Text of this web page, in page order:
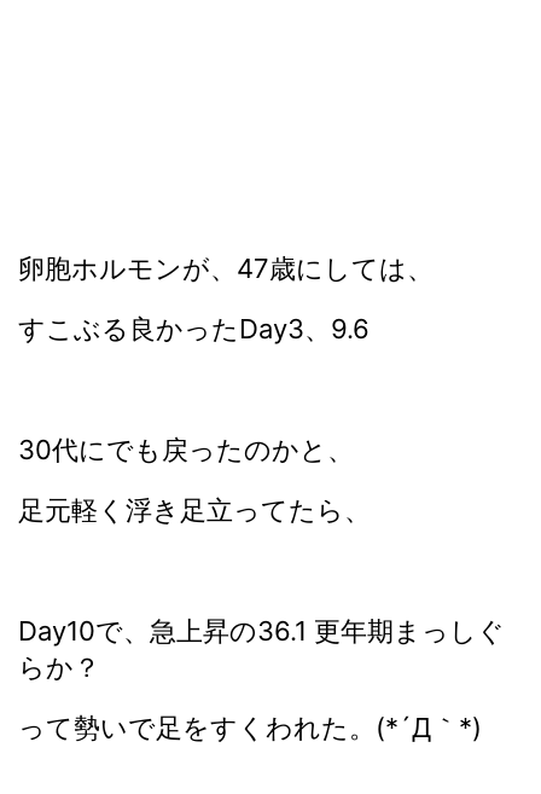
卵胞ホルモンが、47歳にしては、
すこぶる良かったDay3、9.6
30代にでも戻ったのかと、
足元軽く浮き足立ってたら、
Day10で、急上昇の36.1 更年期まっしぐ
らか？
って勢いで足をすくわれた。(*´Д｀*)